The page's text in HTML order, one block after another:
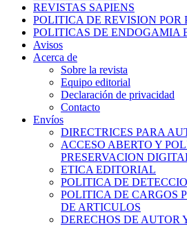
REVISTAS SAPIENS
POLITICA DE REVISION POR
POLITICAS DE ENDOGAMIA
Avisos
Acerca de
Sobre la revista
Equipo editorial
Declaración de privacidad
Contacto
Envíos
DIRECTRICES PARA
ACCESO ABERTO Y
PRESERVACION
ETICA EDITORIAL
POLITICA DE
POLITICA DE CARGOS
DE ARTICULOS
DERECHOS DE AUTOR